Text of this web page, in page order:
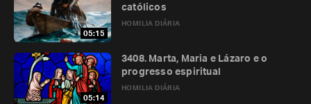
05:15
HOMILIA DIÁRIA
católicos
05:14
HOMILIA DIÁRIA
3408. Marta, Maria e Lázaro e o
progresso espiritual